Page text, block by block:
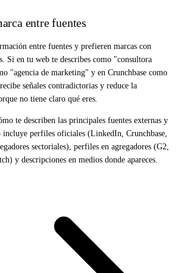
entre fuentes
entre fuentes y prefieren marcas con
Si en tu web te describes como "consultora
"agencia de marketing" y en Crunchbase como
señales contradictorias y reduce la
no tiene claro qué eres.
te describen las principales fuentes externas y
incluye perfiles oficiales (LinkedIn, Crunchbase,
sectoriales), perfiles en agregadores (G2,
y descripciones en medios donde apareces.